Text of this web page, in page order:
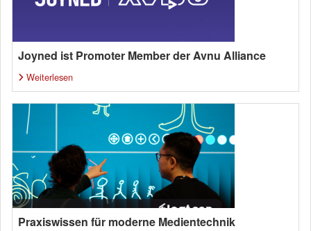
Joyned ist Promoter Member der Avnu Alliance
Weiterlesen
Praxiswissen für moderne Medientechnik